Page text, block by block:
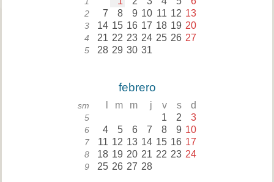
2 7 8 9 10 11 12 13
3 14 15 16 17 18 19 20
4 21 22 23 24 25 26 27
5 28 29 30 31
febrero
sm m m j v s d
5 1 2 3
6 4 5 6 7 8 9 10
7 11 12 13 14 15 16 17
8 18 19 20 21 22 23 24
9 25 26 27 28